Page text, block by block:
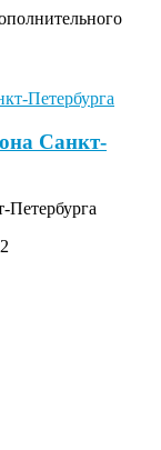
Санкт-